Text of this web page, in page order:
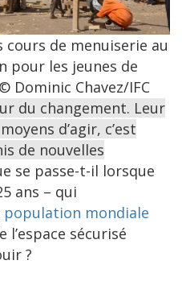
cours de menuiserie au
pour les jeunes de
Dominic Chavez/IFC
du changement. Leur
d’agir, c’est
de nouvelles
se passe-t-il lorsque
ans – qui
population mondiale
l’espace sécurisé
?